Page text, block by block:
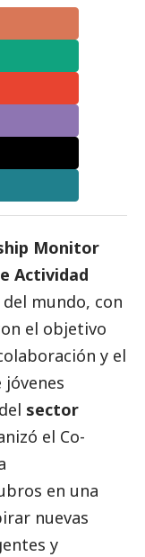
Monitor
Actividad
mundo, con
el objetivo
y el
sector
el Co-
en una
nuevas
y